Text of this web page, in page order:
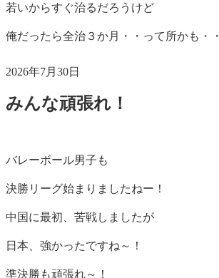
若いからすぐ治るだろうけど
俺だったら全治３か月・・って所かも・・
投
日:
2026年7月30日
みんな頑張れ！
バレーボール男子も
決勝リーグ始まりましたねー！
中国に最初、苦戦しましたが
日本、強かったですね～！
準決勝も頑張れ～！